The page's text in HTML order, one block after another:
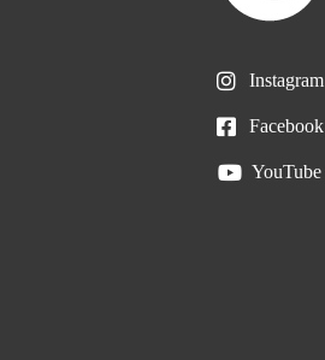
Instagram
Facebook
YouTube